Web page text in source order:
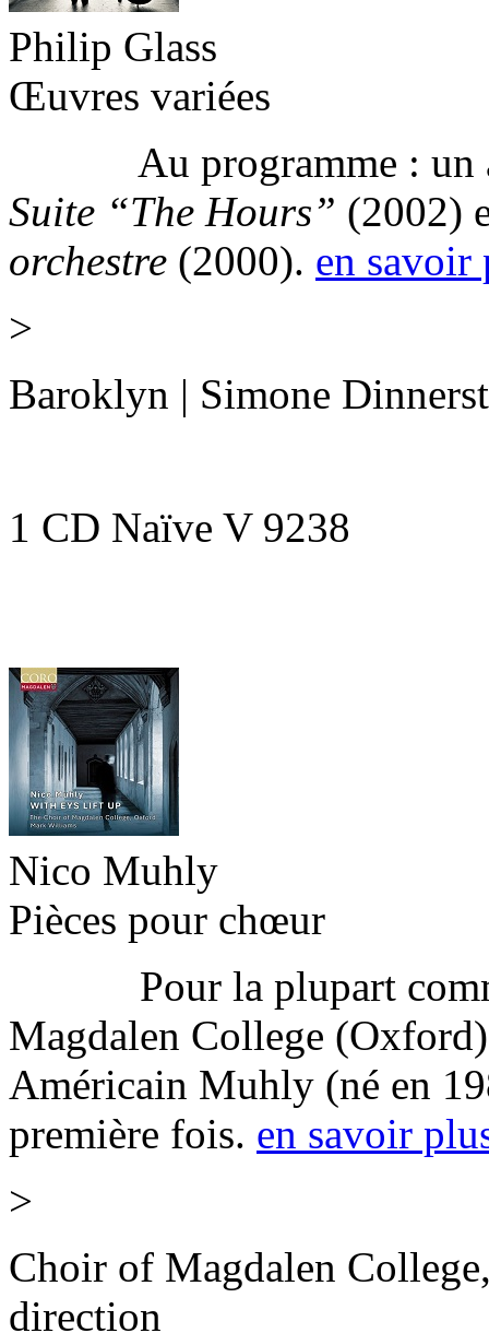
Philip Glass
Œuvres variées
Au programme : un
Suite “The Hours” (2002)
orchestre (2000). en savoir
>
Baroklyn | Simone
1 CD Naïve V 9238
Nico Muhly
Pièces pour chœur
Pour la plupart
Magdalen College
Américain Muhly (né en
première fois. en savoir
>
Choir of Magdalen
direction